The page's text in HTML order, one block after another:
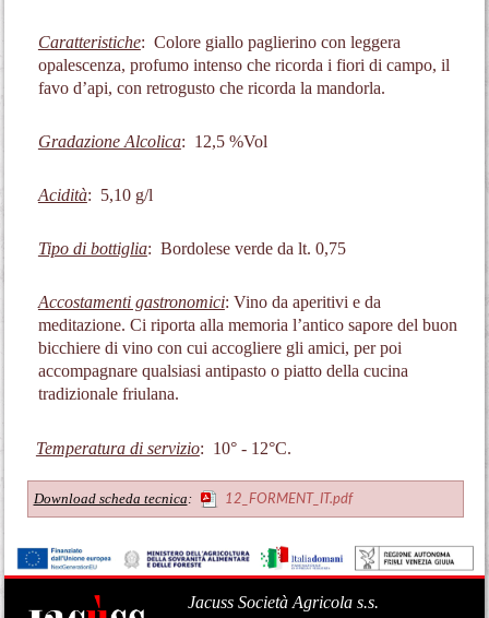
Caratteristiche: Colore giallo paglierino con leggera
opalescenza, profumo intenso che ricorda i fiori di campo, il
favo d’api, con retrogusto che ricorda la mandorla.
Gradazione Alcolica: 12,5 %Vol
Acidità: 5,10 g/l
Tipo di bottiglia: Bordolese verde da lt. 0,75
Accostamenti gastronomici: Vino da aperitivi e da
meditazione. Ci riporta alla memoria l’antico sapore del buon
bicchiere di vino con cui accogliere gli amici, per poi
accompagnare qualsiasi antipasto o piatto della cucina
tradizionale friulana.
Temperatura di servizio: 10° - 12°C.
Download scheda tecnica : 12_FORMENT_IT.pdf
Jacuss Società Agricola s.s.